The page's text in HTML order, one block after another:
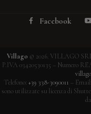
Facebook
Villago © 2026. VILLAGO
P.IVA 03420530135 – Numero
Telefono: +39 338-3090011 – Email:
sono utilizzate su licenza di
da